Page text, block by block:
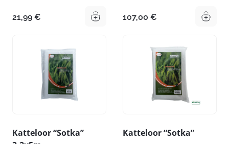
21,99 € 107,00 €
Katteloor “Sotka”
Katteloor “Sotka”